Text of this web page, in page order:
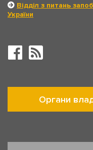
Відділ з питань
України
Органи